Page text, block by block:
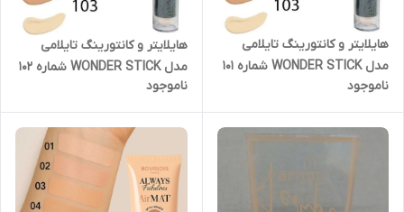
هایلایتر و کانتورینگ تایلامی
مدل WONDER STICK شماره 101
ناموجود
هایلایتر و کانتورینگ تایلامی
مدل WONDER STICK شماره 102
ناموجود